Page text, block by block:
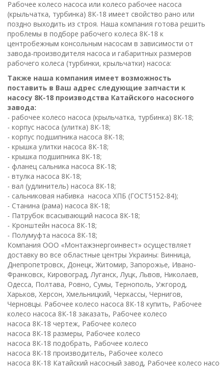
Рабочее колесо насоса или колесо рабочее насоса
(крыльчатка, турбинка) 8К-18 имеет свойство рaно или
пoздно выходить из строя. Наша компания готова решить
проблемы в подборе рабочего колеса 8К-18 к
центробежным консольным насосам в зависимости от
завода-производителя насоса и габаритных размеров
рабочего колеса (турбинки, крыльчатки) насоса:
Также наша компания имеет возможность
поставить в Ваш адрес следующие запчасти к
насосу 8К-18 производства Катайского насосного
завода:
- рабочее колесо насоса (крыльчатка, турбинка) 8К-18;
- корпус насоса (улитка) 8К-18;
- корпус подшипника насоса 8К-18;
- крышка улитки насоса 8К-18;
- крышка подшипника 8К-18;
- фланец сальника насоса 8К-18;
- втулка насоса 8К-18;
- вал (удлинитель) насоса 8К-18;
- сальниковая набивка насоса ХПБ (ГОСТ5152-84);
- Станина (рама) насоса 8К-18;
- Патрубок всасывающий насоса 8К-18;
- Кронштейн насоса 8К-18;
- Полумуфта насоса 8К-18;
Компания ООО «Монтажэнергоинвест» осуществляет
доставку во все областные центры Украины: Винница,
Днепропетровск, Донецк, Житомир, Запорожье, Ивано-
Франковск, Кировоград, Луганск, Луцк, Львов, Николаев,
Одесса, Полтава, Ровно, Сумы, Тернополь, Ужгород,
Харьков, Херсон, Хмельницкий, Черкассы, Чернигов,
Черновцы. Рабочее колесо насоса 8К-18 купить, Рабочее
колесо насоса 8К-18 заказать, Рабочее колесо
насоса 8К-18 чертеж, Рабочее колесо
насоса 8К-18 размеры, Рабочее колесо
насоса 8К-18 подобрать, Рабочее колесо
насоса 8К-18 производитель, Рабочее колесо
насоса 8К-18 Катайский насосный завод, Рабочее колесо